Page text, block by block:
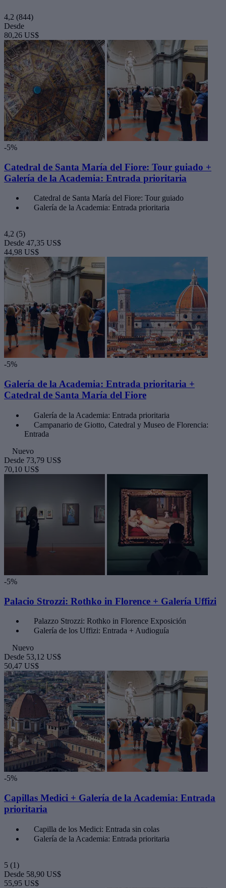
4,2 (844)
Desde
80,26 US$
-5%
Catedral de Santa María del Fiore: Tour guiado +
Galería de la Academia: Entrada prioritaria
Catedral de Santa María del Fiore: Tour guiado
Galería de la Academia: Entrada prioritaria
4,2 (5)
Desde 47,35 US$
44,98 US$
-5%
Galería de la Academia: Entrada prioritaria +
Catedral de Santa María del Fiore
Galería de la Academia: Entrada prioritaria
Campanario de Giotto, Catedral y Museo de Florencia:
Entrada
Nuevo
Desde 73,79 US$
70,10 US$
-5%
Palacio Strozzi: Rothko in Florence + Galería Uffizi
Palazzo Strozzi: Rothko in Florence Exposición
Galería de los Uffizi: Entrada + Audioguía
Nuevo
Desde 53,12 US$
50,47 US$
-5%
Capillas Medici + Galería de la Academia: Entrada
prioritaria
Capilla de los Medici: Entrada sin colas
Galería de la Academia: Entrada prioritaria
5 (1)
Desde 58,90 US$
55,95 US$